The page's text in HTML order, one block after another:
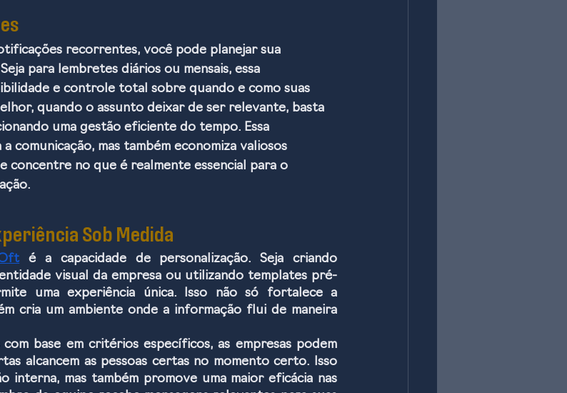
recorrentes, você pode planejar sua
para lembretes diários ou mensais, essa
e controle total sobre quando e como suas
quando o assunto deixar de ser relevante, basta
uma gestão eficiente do tempo. Essa
comunicação, mas também economiza valiosos
concentre no que é realmente essencial para o
Sob Medida
é a capacidade de personalização. Seja criando
visual da empresa ou utilizando templates pré-
uma experiência única. Isso não só fortalece a
cria um ambiente onde a informação flui de maneira
base em critérios específicos, as empresas podem
alcancem as pessoas certas no momento certo. Isso
interna, mas também promove uma maior eficácia nas